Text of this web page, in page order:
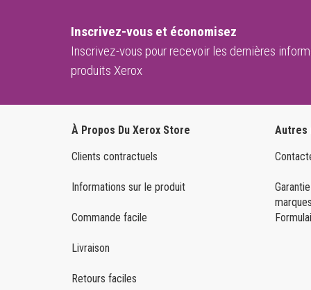
Inscrivez-vous et économisez
Inscrivez-vous pour recevoir les dernières
produits Xerox
À Propos Du Xerox Store
Clients contractuels
Informations sur le produit
Commande facile
Livraison
Retours faciles
Autres